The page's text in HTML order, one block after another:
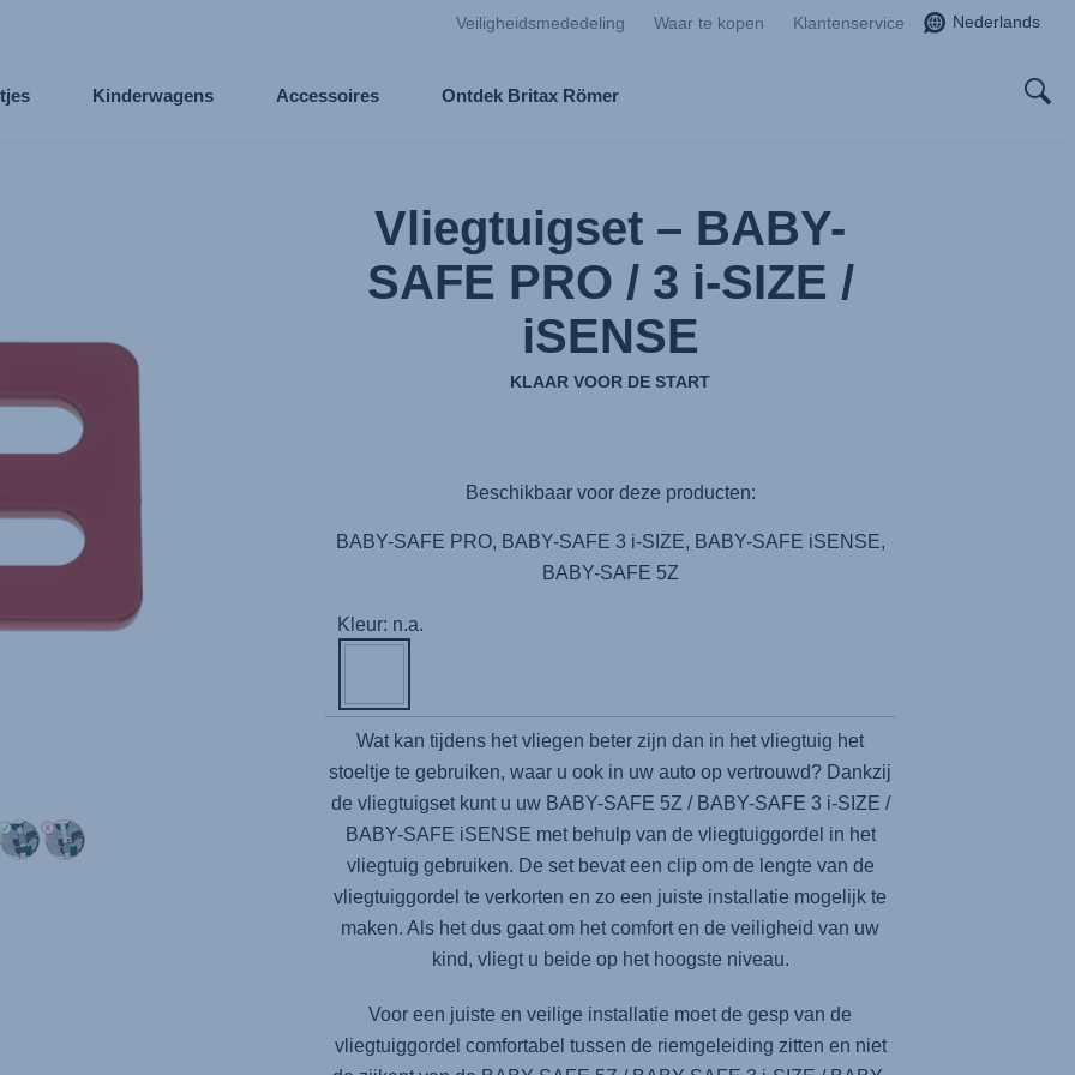
Veiligheidsmededeling Waar te kopen Klantenservice Nederlands
Kinderwagens Accessoires Ontdek Britax Römer
Vliegtuigset – BABY-
SAFE PRO / 3 i-SIZE /
iSENSE
KLAAR VOOR DE START
Beschikbaar voor deze producten:
BABY-SAFE PRO, BABY-SAFE 3 i-SIZE, BABY-SAFE iSENSE,
BABY-SAFE 5Z
Kleur: n.a.
Wat kan tijdens het vliegen beter zijn dan in het vliegtuig het
stoeltje te gebruiken, waar u ook in uw auto op vertrouwd? Dankzij
de vliegtuigset kunt u uw BABY-SAFE 5Z / BABY-SAFE 3 i-SIZE /
BABY-SAFE iSENSE met behulp van de vliegtuiggordel in het
vliegtuig gebruiken. De set bevat een clip om de lengte van de
vliegtuiggordel te verkorten en zo een juiste installatie mogelijk te
maken. Als het dus gaat om het comfort en de veiligheid van uw
kind, vliegt u beide op het hoogste niveau.
Voor een juiste en veilige installatie moet de gesp van de
vliegtuiggordel comfortabel tussen de riemgeleiding zitten en niet